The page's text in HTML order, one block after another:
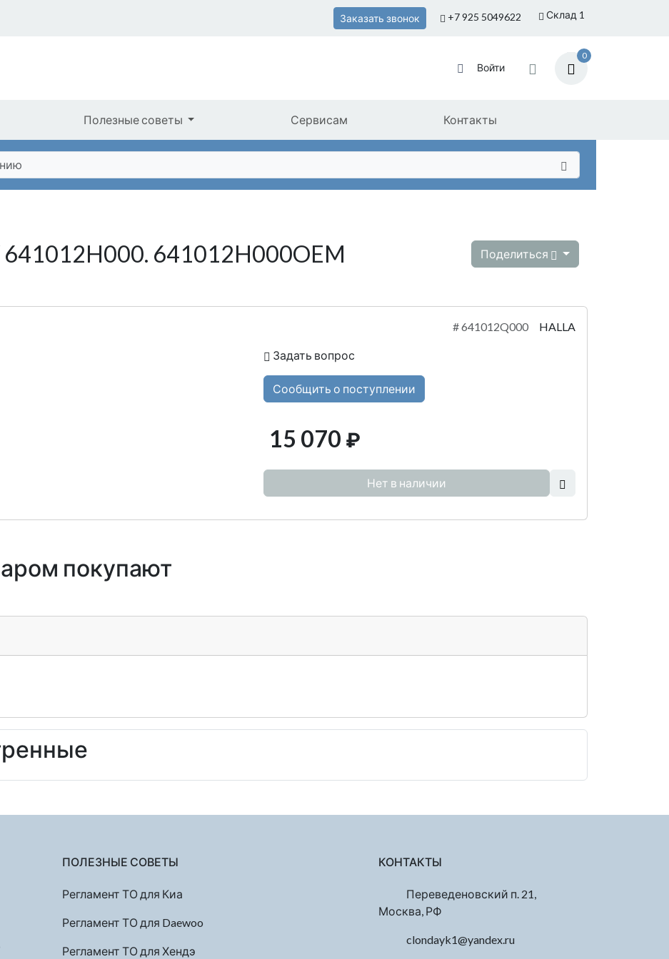
Склад 1
Заказать звонок +7 925 5049622
Войти
0
Полезные советы Сервисам Контакты
641012H000OEM
Поделиться
#641012Q000 HALLA
Задать вопрос
Сообщить о поступлении
15 070 ₽
Нет в наличии
покупают
ПОЛЕЗНЫЕ СОВЕТЫ
Регламент ТО для Киа
Регламент ТО для Daewoo
Регламент ТО для Хендэ
КОНТАКТЫ
Переведеновский п. 21,
Москва, РФ
clondayk1@yandex.ru